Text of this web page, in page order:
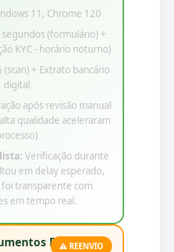
11, Chrome 120
segundos (formulário) +
KYC - horário noturno)
(scan) + Extrato bancário
digital
após revisão manual
qualidade aceleraram
Verificação durante
em delay esperado,
foi transparente com
em tempo real.
⚠️ REENVIO
Rejeitados